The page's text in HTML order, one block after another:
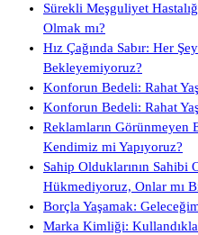
Sürekli Meşguliyet
Olmak mı?
Hız Çağında Sabır: Her
Bekleyemiyoruz?
Konforun Bedeli: Rahat
Konforun Bedeli: Rahat
Reklamların Görünmeyen
Kendimiz mi Yapıyoruz?
Sahip Olduklarının Sahibi
Hükmediyoruz, Onlar mı
Borçla Yaşamak:
Marka Kimliği: